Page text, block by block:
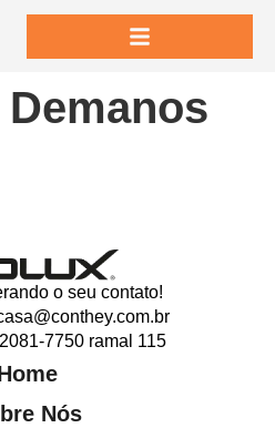
o seu contato!
7750 ramal 115
Nós